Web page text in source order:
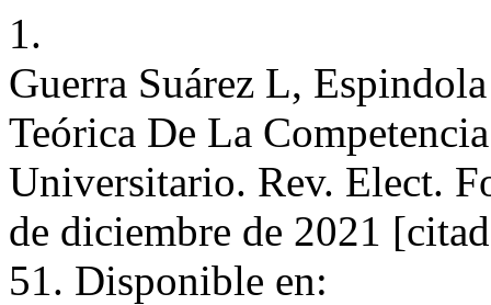
1.
Guerra Suárez L,
Teórica De La
Universitario. Rev. Elect.
de diciembre de 2021
51. Disponible en: